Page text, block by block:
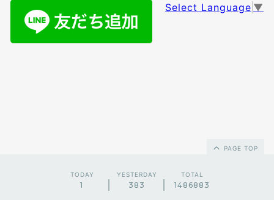
Select Language ▼
PAGE TOP
TODAY
1
YESTERDAY
383
TOTAL
1486883